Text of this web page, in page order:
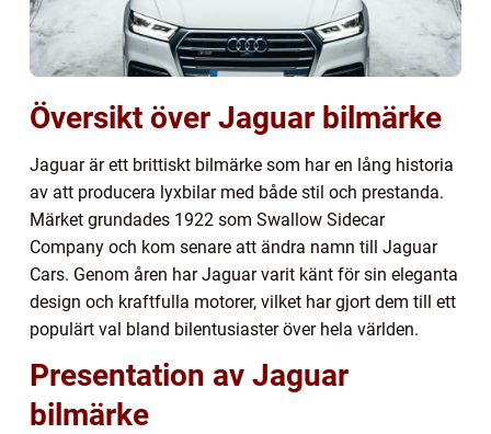
Översikt över Jaguar bilmärke
Jaguar är ett brittiskt bilmärke som har en lång historia
av att producera lyxbilar med både stil och prestanda.
Märket grundades 1922 som Swallow Sidecar
Company och kom senare att ändra namn till Jaguar
Cars. Genom åren har Jaguar varit känt för sin eleganta
design och kraftfulla motorer, vilket har gjort dem till ett
populärt val bland bilentusiaster över hela världen.
Presentation av Jaguar
bilmärke